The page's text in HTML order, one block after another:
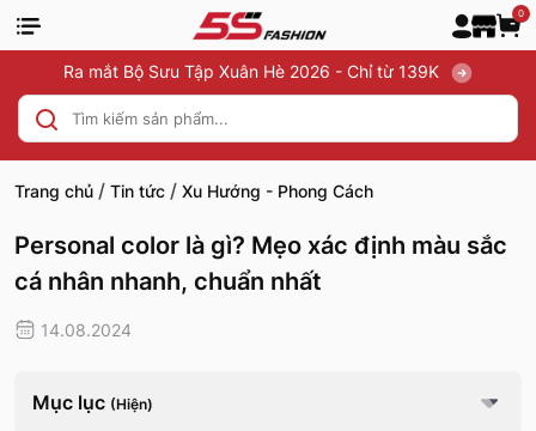
0
Ra mắt Bộ Sưu Tập Xuân Hè 2026 - Chỉ từ 139K
Trang chủ / Tin tức / Xu Hướng - Phong Cách
Personal color là gì? Mẹo xác định màu sắc
cá nhân nhanh, chuẩn nhất
14.08.2024
Mục lục (Hiện)